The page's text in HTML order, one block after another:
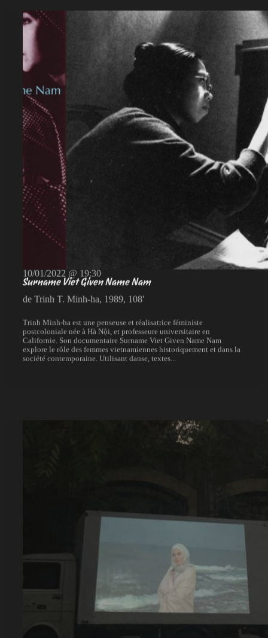
10/01/2022 @ 19:30
Surname Viet Given Name Nam
de Trinh T. Minh-ha, 1989, 108'
postcoloniale née à Hà Nội, et professeure universitaire en
Californie. Son documentaire Surname Viet Given Name Nam
explore le rôle des femmes vietnamiennes historiquement et dans la
société contemporaine. Utilisant danse, textes...